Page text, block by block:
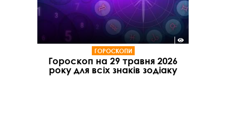
ГОРОСКОПИ
Гороскоп на 29 травня 2026
року для всіх знаків зодіаку